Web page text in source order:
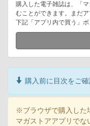
購入した電子雑誌は、「
むことができます。まだ
下記「アプリ内で買う」
購入前に目次をご
※ブラウザで購入した
マガストアアプリでな